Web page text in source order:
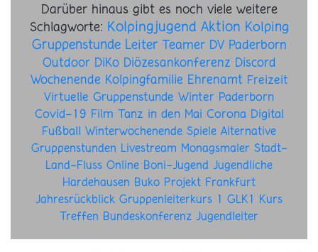
Darüber hinaus gibt es noch viele weitere
Schlagworte: Kolpingjugend Aktion Kolping
Gruppenstunde Leiter Teamer DV Paderborn
Outdoor DiKo Diözesankonferenz Discord
Wochenende Kolpingfamilie Ehrenamt Freizeit
Virtuelle Gruppenstunde Winter Paderborn
Covid-19 Film Tanz in den Mai Corona Digital
Fußball Winterwochenende Spiele Alternative
Gruppenstunden Livestream Monagsmaler Stadt-
Land-Fluss Online Boni-Jugend Jugendliche
Hardehausen Buko Projekt Frankfurt
Jahresrückblick Gruppenleiterkurs 1 GLK1 Kurs
Treffen Bundeskonferenz Jugendleiter